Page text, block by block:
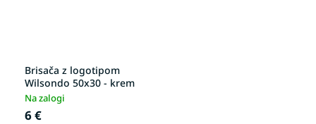
Brisača z logotipom
Wilsondo 50x30 - krem
Na zalogi
6 €